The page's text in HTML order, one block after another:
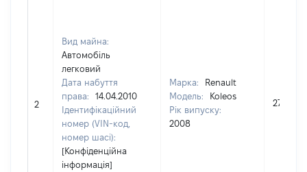
2
Вид майна:
Автомобіль
легковий
Дата набуття
права:
14.04.2010
Ідентифікаційний
номер (VIN-код,
номер шасі):
[Конфіденційна
інформація]
Марка:
Renault
Модель:
Koleos
Рік випуску:
2008
271756